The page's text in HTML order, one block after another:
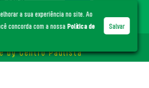
a sua experiência no site. Ao
concorda com a nossa Política de
Salvar
byCentro Paulista